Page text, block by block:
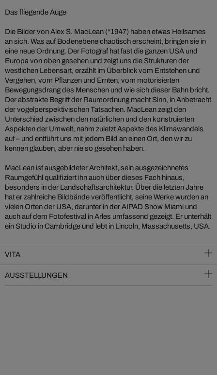
Das fliegende Auge
Die Bilder von Alex S. MacLean (*1947) haben etwas Heilsames
an sich. Was auf Bodenebene chaotisch erscheint, bringen sie in
eine neue Ordnung. Der Fotograf hat fast die ganzen USA und
Europa von oben gesehen und zeigt uns die Strukturen der
westlichen Lebensart, erzählt im Überblick vom Entstehen und
Vergehen, vom Pflanzen und Ernten, vom motorisierten
Bewegungsdrang des Menschen und wie sich dieser Bahn bricht.
Der abstrakte Begriff der Raumordnung macht Sinn, in Anbetracht
der vogelperspektivischen Tatsachen. MacLean zeigt den
Unterschied zwischen den natürlichen und den konstruierten
Aspekten der Umwelt, nahm zuletzt Aspekte des Klimawandels
auf – und entführt uns mit jedem Bild an einen Ort, den wir zu
kennen glauben, aber nie so gesehen haben.
MacLean ist ausgebildeter Architekt, sein ausgezeichnetes
Raumgefühl qualifiziert ihn auch über dieses Fach hinaus,
besonders in der Landschaftsarchitektur. Über die letzten Jahre
hat er zahlreiche Bildbände veröffentlicht, seine Werke wurden an
vielen Orten der USA, darunter in der AIPAD Show Miami und
auch auf dem Fotofestival in Arles umfassend gezeigt. Er unterhält
ein Studio in Cambridge und lebt in Lincoln, Massachusetts, USA.
VITA
AUSSTELLUNGEN